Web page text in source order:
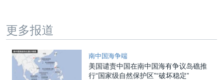
更多报道
南中国海争端
美国谴责中国在南中国海有争议岛礁推
行“国家级自然保护区”“破坏稳定”